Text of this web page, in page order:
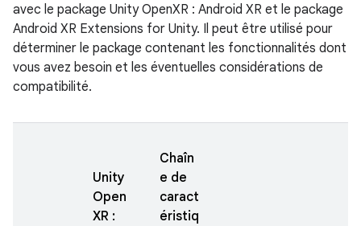
avec le package Unity OpenXR : Android XR et le package
Android XR Extensions for Unity. Il peut être utilisé pour
déterminer le package contenant les fonctionnalités dont
vous avez besoin et les éventuelles considérations de
compatibilité.
Unity
Open
XR :
Chaîn
e de
caract
éristiq